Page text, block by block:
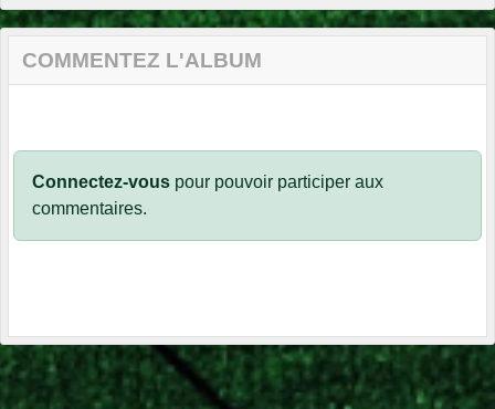
COMMENTEZ L'ALBUM
Connectez-vous pour pouvoir participer aux
commentaires.